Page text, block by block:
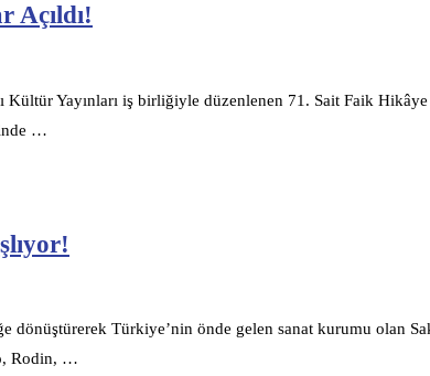
Açıldı!
Kültür Yayınları iş birliğiyle düzenlenen 71. Sait Faik Hikâye
…
dönüştürerek Türkiye’nin önde gelen sanat kurumu olan
Rodin, …